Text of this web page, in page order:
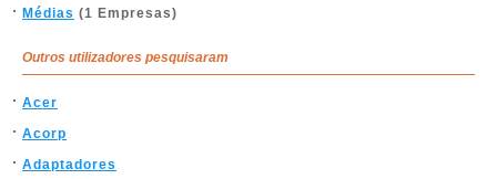
Médias (1 Empresas)
Outros utilizadores pesquisaram
Acer
Acorp
Adaptadores